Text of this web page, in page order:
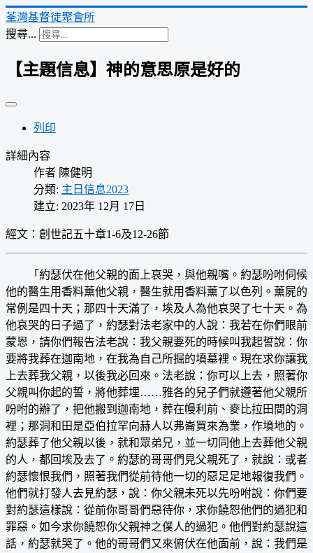
荃灣基督徒聚會所
搜尋...
【主題信息】神的意思原是好的
列印
詳細內容
作者 陳健明
分類: 主日信息2023
建立: 2023年 12月 17日
經文：創世記五十章1-6及12-26節
「約瑟伏在他父親的面上哀哭，與他親嘴。約瑟吩咐伺候
他的醫生用香料薰他父親，醫生就用香料薰了以色列。薰屍的
常例是四十天；那四十天滿了，埃及人為他哀哭了七十天。為
他哀哭的日子過了，約瑟對法老家中的人說：我若在你們眼前
蒙恩，請你們報告法老說：我父親要死的時候叫我起誓說：你
要將我葬在迦南地，在我為自己所掘的墳墓裡。現在求你讓我
上去葬我父親，以後我必回來。法老說：你可以上去，照著你
父親叫你起的誓，將他葬埋……雅各的兒子們就遵著他父親所
吩咐的辦了，把他搬到迦南地，葬在幔利前、麥比拉田間的洞
裡；那洞和田是亞伯拉罕向赫人以弗崙買來為業，作墳地的。
約瑟葬了他父親以後，就和眾弟兄，並一切同他上去葬他父親
的人，都回埃及去了。約瑟的哥哥們見父親死了，就說：或者
約瑟懷恨我們，照著我們從前待他一切的惡足足地報復我們。
他們就打發人去見約瑟，說：你父親未死以先吩咐說：你們要
對約瑟這樣說：從前你哥哥們惡待你，求你饒恕他們的過犯和
罪惡。如今求你饒恕你父親神之僕人的過犯。他們對約瑟說這
話，約瑟就哭了。他的哥哥們又來俯伏在他面前，說：我們是